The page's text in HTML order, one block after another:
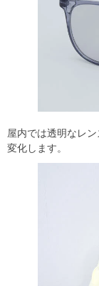
屋内では透明なレ
変化します。